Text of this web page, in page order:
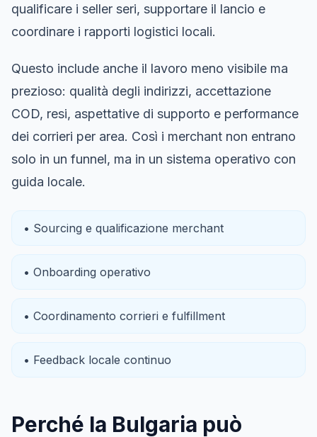
qualificare i seller seri, supportare il lancio e
coordinare i rapporti logistici locali.
Questo include anche il lavoro meno visibile ma
prezioso: qualità degli indirizzi, accettazione
COD, resi, aspettative di supporto e performance
dei corrieri per area. Così i merchant non entrano
solo in un funnel, ma in un sistema operativo con
guida locale.
• Sourcing e qualificazione merchant
• Onboarding operativo
• Coordinamento corrieri e fulfillment
• Feedback locale continuo
Perché la Bulgaria può